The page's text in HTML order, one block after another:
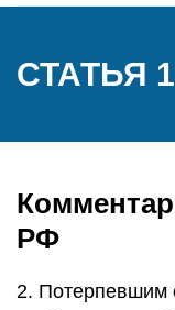
СТАТЬЯ
РФ
2. Потерпевшим